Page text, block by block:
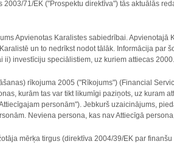
2003/71/EK ("Prospektu direktīva") tās aktuālās
Apvienotas Karalistes sabiedrībai.
un to nedrīkst nodot tālāk. Informācija
ii) investīciju speciālistiem, uz kuriem attiecas
rīkojuma 2005 ("Rīkojums") (Financial
kurām tas var tikt likumīgi paziņots, uz kuram
personām"). Jebkurš uzaicinājums,
Neviena persona, kas nav Attiecīgā
mērķa tirgus (direktīva 2004/39/EK par